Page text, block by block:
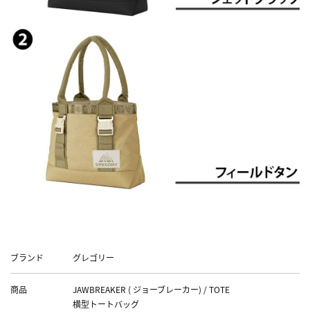
ブランド
グレゴリー
商品
JAWBREAKER ( ジョーブレーカー) / TOTE
横型トートバッグ